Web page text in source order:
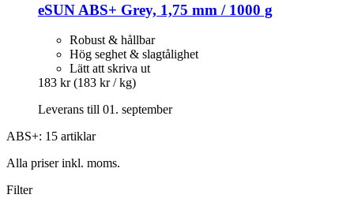
eSUN ABS+ Grey, 1,75 mm / 1000 g
Robust & hållbar
Hög seghet & slagtålighet
Lätt att skriva ut
183 kr (183 kr / kg)
Leverans till 01. september
ABS+: 15 artiklar
Alla priser inkl. moms.
Filter